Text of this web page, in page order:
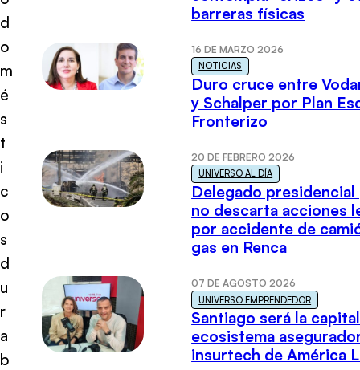
d
o
m
é
s
t
i
c
o
s
d
u
r
a
b
barreras físicas
16 DE MARZO 2026
NOTICIAS
Duro cruce entre
y Schalper por Plan
Fronterizo
20 DE FEBRERO 2026
UNIVERSO AL DÍA
Delegado presidencial
no descarta acciones
por accidente de
gas en Renca
07 DE AGOSTO 2026
UNIVERSO EMPRENDEDOR
Santiago será la
ecosistema
insurtech de América